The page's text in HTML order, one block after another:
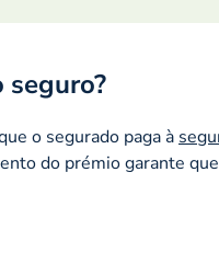
seguro?
o segurado paga à
do prémio garante